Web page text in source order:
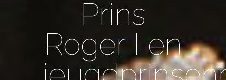
Prins
Roger I en